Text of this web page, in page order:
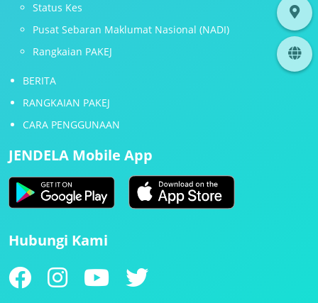
Status Kes
Pusat Sebaran Maklumat Nasional (NADI)
Rangkaian PAKEJ
BERITA
RANGKAIAN PAKEJ
CARA PENGGUNAAN
JENDELA Mobile App
Hubungi Kami